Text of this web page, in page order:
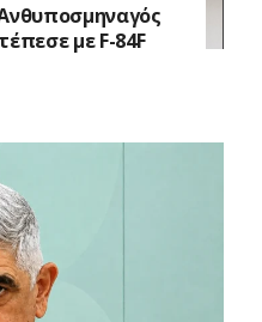
με F-84F